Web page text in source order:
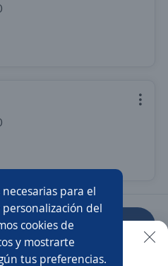
para el
del
cookies de
y mostrarte
tus preferencias.
Siguiente
fácil en la app